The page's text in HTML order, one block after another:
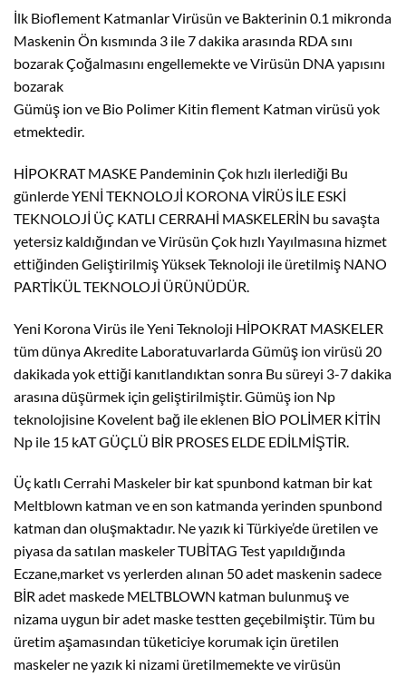
İlk Bioflement Katmanlar Virüsün ve Bakterinin 0.1 mikronda
Maskenin Ön kısmında 3 ile 7 dakika arasında RDA sını
bozarak Çoğalmasını engellemekte ve Virüsün DNA yapısını
bozarak
Gümüş ion ve Bio Polimer Kitin flement Katman virüsü yok
etmektedir.
HİPOKRAT MASKE Pandeminin Çok hızlı ilerlediği Bu
günlerde YENİ TEKNOLOJİ KORONA VİRÜS İLE ESKİ
TEKNOLOJİ ÜÇ KATLI CERRAHİ MASKELERİN bu savaşta
yetersiz kaldığından ve Virüsün Çok hızlı Yayılmasına hizmet
ettiğinden Geliştirilmiş Yüksek Teknoloji ile üretilmiş NANO
PARTİKÜL TEKNOLOJİ ÜRÜNÜDÜR.
Yeni Korona Virüs ile Yeni Teknoloji HİPOKRAT MASKELER
tüm dünya Akredite Laboratuvarlarda Gümüş ion virüsü 20
dakikada yok ettiği kanıtlandıktan sonra Bu süreyi 3-7 dakika
arasına düşürmek için geliştirilmiştir. Gümüş ion Np
teknolojisine Kovelent bağ ile eklenen BİO POLİMER KİTİN
Np ile 15 kAT GÜÇLÜ BİR PROSES ELDE EDİLMİŞTİR.
Üç katlı Cerrahi Maskeler bir kat spunbond katman bir kat
Meltblown katman ve en son katmanda yerinden spunbond
katman dan oluşmaktadır. Ne yazık ki Türkiye’de üretilen ve
piyasa da satılan maskeler TUBİTAG Test yapıldığında
Eczane,market vs yerlerden alınan 50 adet maskenin sadece
BİR adet maskede MELTBLOWN katman bulunmuş ve
nizama uygun bir adet maske testten geçebilmiştir. Tüm bu
üretim aşamasından tüketiciye korumak için üretilen
maskeler ne yazık ki nizami üretilmemekte ve virüsün